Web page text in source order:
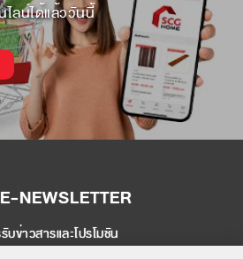
ลน์ได้แล้ววันนี้
NEWSLETTER
บข่าวสารและโปรโมชัน